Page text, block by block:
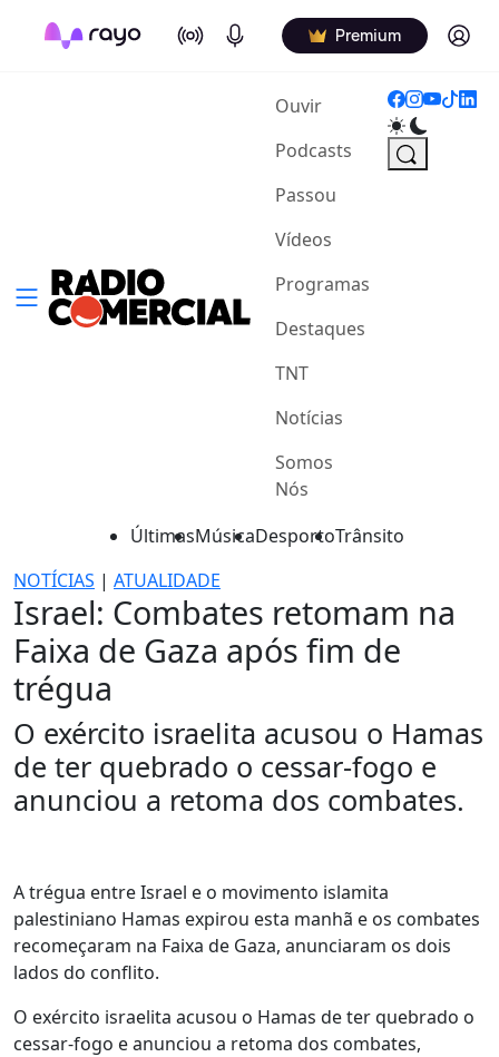
On Air Podcasts Premium Log in
Ouvir(current)
Podcasts
Passou
Vídeos
Programas
Destaques
TNT
Notícias
Somos
Nós
ÚltimasMúsicaDesportoTrânsito
NOTÍCIAS | ATUALIDADE
Israel: Combates retomam na
Faixa de Gaza após fim de
trégua
O exército israelita acusou o Hamas
de ter quebrado o cessar-fogo e
anunciou a retoma dos combates.
A trégua entre Israel e o movimento islamita
palestiniano Hamas expirou esta manhã e os combates
recomeçaram na Faixa de Gaza, anunciaram os dois
lados do conflito.
O exército israelita acusou o Hamas de ter quebrado o
cessar-fogo e anunciou a retoma dos combates,